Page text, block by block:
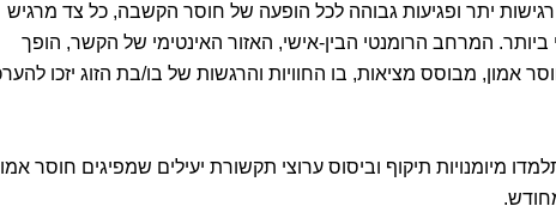
יתר ופגיעות גבוהה לכל הופעה של חוסר הקשבה, כל צד מרגיש
ביותר. המרחב הרומנטי הבין-אישי, האזור האינטימי של הקשר, הופך
אמון, מבוסס מציאות, בו החוויות והרגשות של בו/בת הזוג יזכו
מיומנויות תיקוף וביסוס ערוצי תקשורת יעילים שמפיגים חוסר